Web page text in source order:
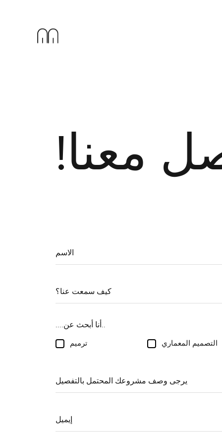
معنا
....أنا أبحث عن..
ترميم التصميم المعماري